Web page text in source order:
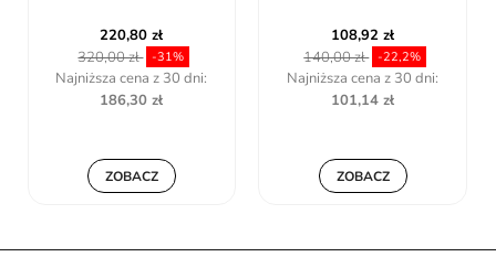
220,80 zł
320,00 zł -31%
Najniższa cena z 30 dni:
186,30 zł
ZOBACZ
108,92 zł
140,00 zł -22,2%
Najniższa cena z 30 dni:
101,14 zł
ZOBACZ